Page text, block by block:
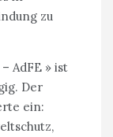
zu
AdFE » ist
Der
ein: